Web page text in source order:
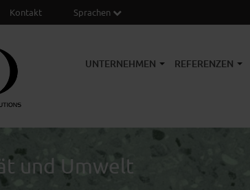
Kontakt Sprachen
UNTERNEHMEN REFERENZEN
und Umwelt